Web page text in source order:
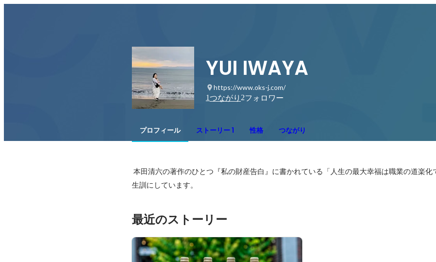
YUI IWAYA
https://www.oks-j.com/
1つながり 2フォロワー
プロフィール ストーリー 1 性格 つながり
生訓にしています。
最近のストーリー